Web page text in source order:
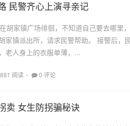
民警齐心上演寻亲记
胡家镇广场徘徊，不知道自己要去哪里
家镇派出所，请求民警帮助。 接警后，
老人身上的衣服单薄，...
阅读 0 评论
卖 女生防拐骗秘诀